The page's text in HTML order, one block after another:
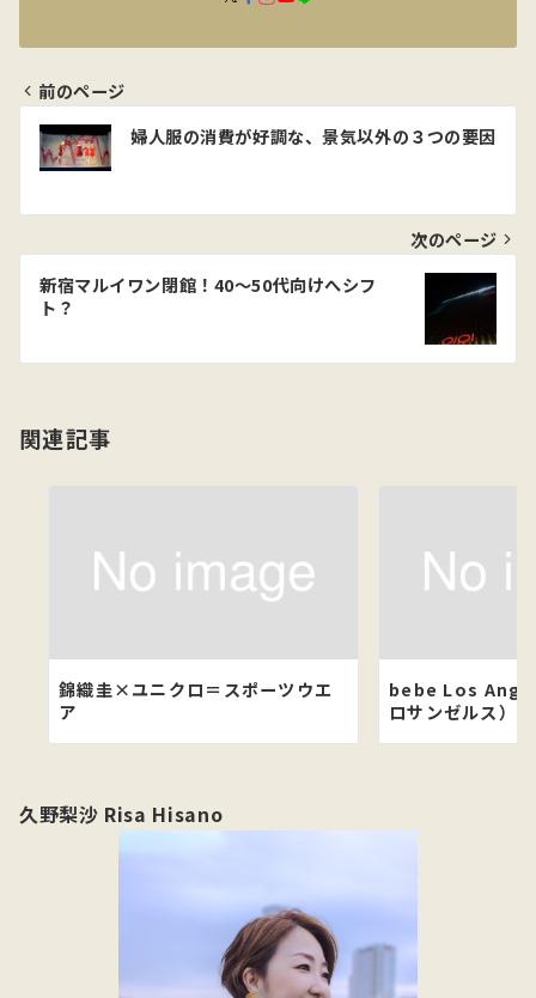
投
稿
ナ
ビ
ゲ
ー
シ
ン
前のページ
婦人服の消費が好調な、景気以外の３つの要因
次のページ
新宿マルイワン閉館！40～50代向けへシフ
ト？
関連記事
錦織圭×ユニクロ＝スポーツウエ
ア
bebe Los
ロサンゼルス）
久野梨沙 Risa Hisano